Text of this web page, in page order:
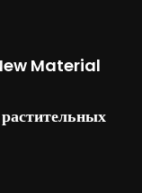
Material
растительных